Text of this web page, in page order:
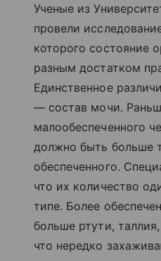
Ученые из
провели
которого состояние
разным достатком
Единственное
— состав мочи.
малообеспеченного
должно быть больше
обеспеченного.
что их количество
типе. Более
больше ртути,
что нередко